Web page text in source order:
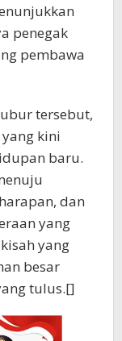
penegak
pembawa
tersebut,
kini
baru.
dan
yang
yang
besar
tulus.[]